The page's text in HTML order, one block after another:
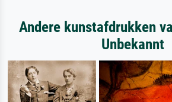
Andere kunstafdrukken
Unbekannt